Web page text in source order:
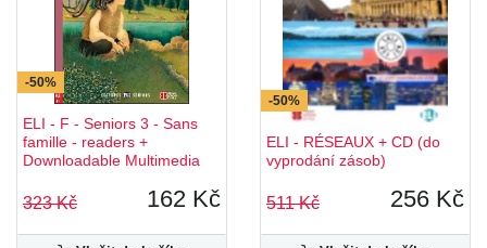
-50%
ELI - F - Seniors 3 - Sans
famille - readers +
Downloadable Multimedia
323 Kč 162 Kč
-50%
ELI - RÉSEAUX + CD (do
vyprodání zásob)
511 Kč 256 Kč